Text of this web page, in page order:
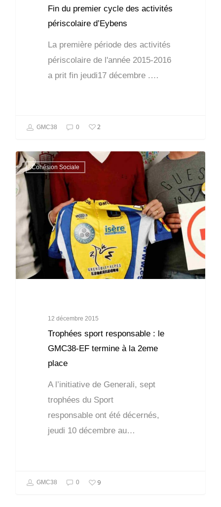
Fin du premier cycle des activités
périscolaire d’Eybens
La première période des activités
périscolaire de l'année 2015-2016
a prit fin jeudi17 décembre .…
GMC38 0 2
Cohésion Sociale
12 décembre 2015
Trophées sport responsable : le
GMC38-EF termine à la 2eme
place
A l’initiative de Generali, sept
trophées du Sport
responsable ont été décernés,
jeudi 10 décembre au…
GMC38 0 9